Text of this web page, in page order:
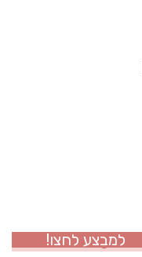
למבצע לחצו!